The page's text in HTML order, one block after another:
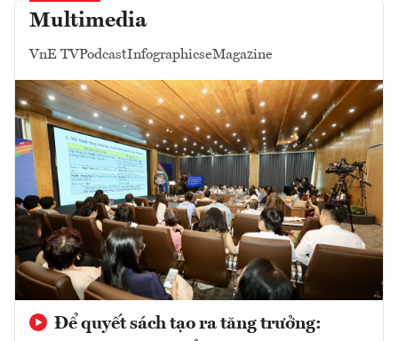
Multimedia
VnE TVPodcastInfographicseMagazine
Để quyết sách tạo ra tăng trưởng: